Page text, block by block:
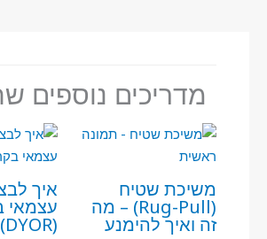
מדריכים נוספים
משיכת שטיח
(Rug-Pull) – מה
זה ואיך להימנע
איך
עצמאי
(DYOR)